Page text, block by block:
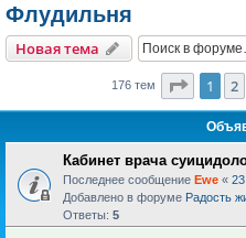
Флудильня
Новая тема
176 тем 1 2
Кабинет врача
Последнее сообщение Ewe «
Добавлено в форуме Радость
Ответы: 5